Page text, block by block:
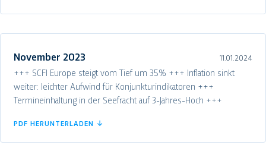
November 2023 11.01.2024
+++ SCFI Europe steigt vom Tief um 35% +++ Inflation sinkt
weiter: leichter Aufwind für Konjunkturindikatoren +++
Termineinhaltung in der Seefracht auf 3-Jahres-Hoch +++
PDF HERUNTERLADEN ↓